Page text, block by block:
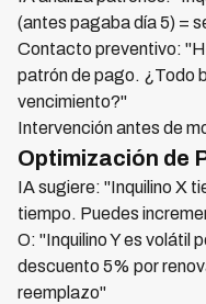
(antes pagaba día 5) =
Contacto preventivo:
patrón de pago. ¿Todo
vencimiento?"
Intervención antes de
Optimización de
IA sugiere: "Inquilino X
tiempo. Puedes
O: "Inquilino Y es volátil
descuento 5% por
reemplazo"